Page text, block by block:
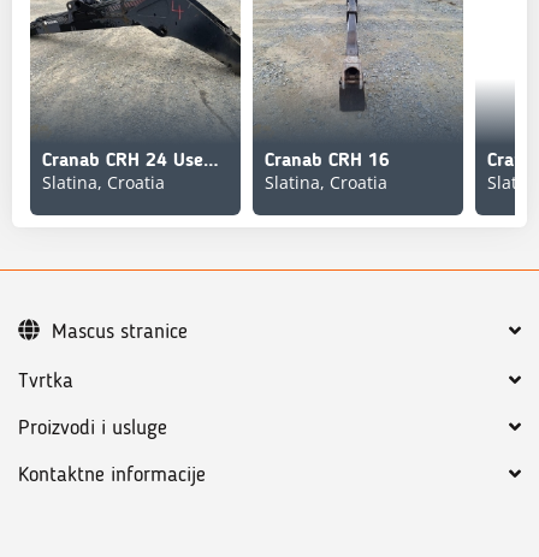
Cranab CRH 24 Used/Beg
Slatina, Croatia
Cranab CRH 16
Slatina, Croatia
Tvrtka
Proizvodi i usluge
Kontaktne informacije
Mascus stranice